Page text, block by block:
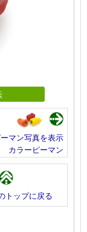
マン写真を表示
カラーピーマン
トップに戻る